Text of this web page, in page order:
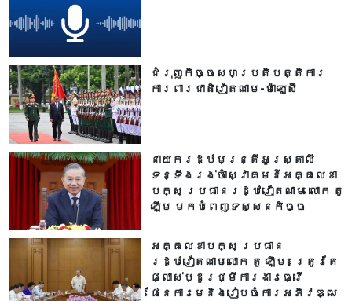
ជំរុញកិច្ចសហប្រតិបត្តិការ
ការពារជាតិវៀតណាម-ម៉ាឡេស៊ី
នាយករដ្ឋមន្ត្រីអូស្ត្រាលី
ទន្ទឹងរង់ចាំស្វាគមន៍អគ្គលេខា
បក្ស ប្រធានរដ្ឋវៀតណាម លោក តូ
ឡឹម មកបំពេញទស្សនកិច្ច
អគ្គលេខាបក្ស ប្រធាន
រដ្ឋវៀតណាមលោក តូ ឡឹម៖ ត្រូវតែ
ផ្លាស់ប្ដូរថ្មីការងារធ្វើ
ផែនការមេនិងរៀបចំការអភិវឌ្ឍ